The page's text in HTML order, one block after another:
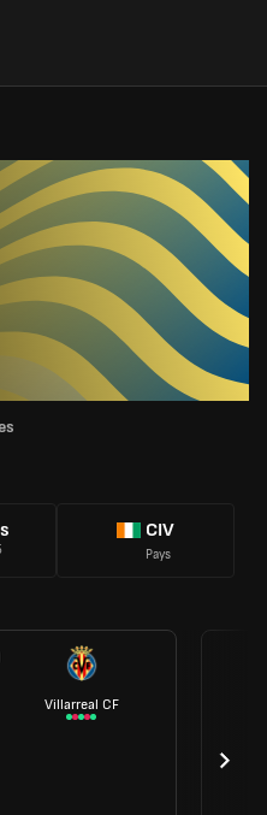
CIV
Pays
Villarreal CF